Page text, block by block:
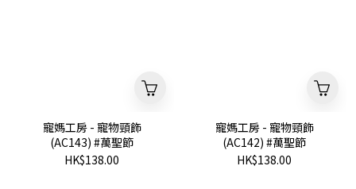
寵媽工房 - 寵物頸飾
(AC143) #萬聖節
HK$138.00
寵媽工房 - 寵物頸飾
(AC142) #萬聖節
HK$138.00